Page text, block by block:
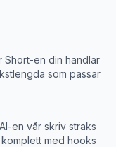
en din handlar
som passar
en vår skriv straks
med hooks